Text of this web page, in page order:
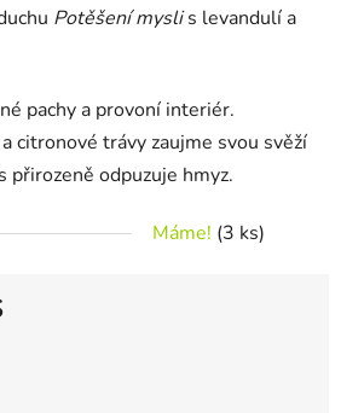
Potěšení myslis levandulí a
pachy a provoní interiér.
citronové trávy zaujme svou svěží
přirozeně odpuzuje hmyz.
Máme! (3 ks)